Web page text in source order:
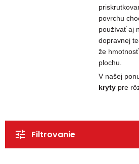
povrchu
používať aj
dopravnej
že
plochu.
V našej
kryty pre
Filtrovanie